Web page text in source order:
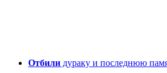
Отбили дураку и последнюю